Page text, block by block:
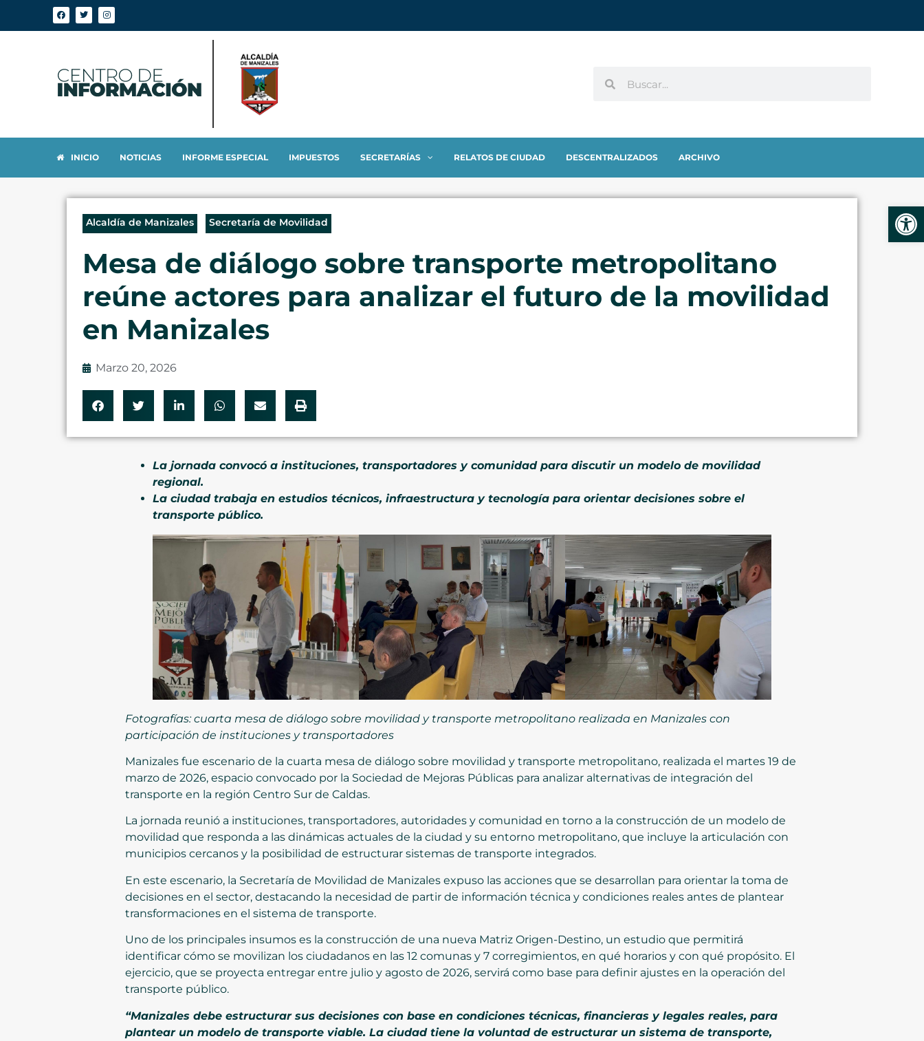
INICIO NOTICIAS INFORME ESPECIAL IMPUESTOS SECRETARÍAS RELATOS DE CIUDAD DESCENTRALIZADOS ARCHIVO
Alcaldía de Manizales Secretaría de Movilidad
Mesa de diálogo sobre transporte metropolitano
reúne actores para analizar el futuro de la movilidad
en Manizales
Marzo 20, 2026
La jornada convocó a instituciones, transportadores y comunidad para discutir un modelo de movilidad
regional.
La ciudad trabaja en estudios técnicos, infraestructura y tecnología para orientar decisiones sobre el
transporte público.
Fotografías: cuarta mesa de diálogo sobre movilidad y transporte metropolitano realizada en Manizales con
participación de instituciones y transportadores
Manizales fue escenario de la cuarta mesa de diálogo sobre movilidad y transporte metropolitano, realizada el martes 19 de
marzo de 2026, espacio convocado por la Sociedad de Mejoras Públicas para analizar alternativas de integración del
transporte en la región Centro Sur de Caldas.
La jornada reunió a instituciones, transportadores, autoridades y comunidad en torno a la construcción de un modelo de
movilidad que responda a las dinámicas actuales de la ciudad y su entorno metropolitano, que incluye la articulación con
municipios cercanos y la posibilidad de estructurar sistemas de transporte integrados.
En este escenario, la Secretaría de Movilidad de Manizales expuso las acciones que se desarrollan para orientar la toma de
decisiones en el sector, destacando la necesidad de partir de información técnica y condiciones reales antes de plantear
transformaciones en el sistema de transporte.
Uno de los principales insumos es la construcción de una nueva Matriz Origen-Destino, un estudio que permitirá
identificar cómo se movilizan los ciudadanos en las 12 comunas y 7 corregimientos, en qué horarios y con qué propósito. El
ejercicio, que se proyecta entregar entre julio y agosto de 2026, servirá como base para definir ajustes en la operación del
transporte público.
“Manizales debe estructurar sus decisiones con base en condiciones técnicas, financieras y legales reales, para
plantear un modelo de transporte viable. La ciudad tiene la voluntad de estructurar un sistema de transporte,